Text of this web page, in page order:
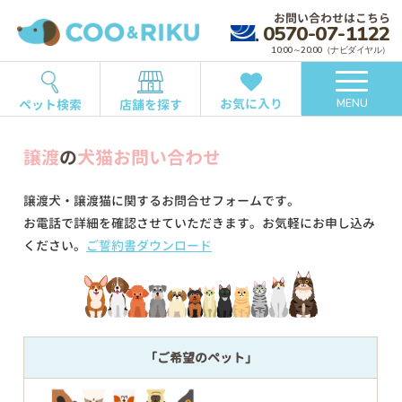
お問い合わせはこちら
0570-07-1122
10:00～20:00（ナビダイヤル）
ペット検索 店舗を探す お気に入り MENU
譲渡の犬猫お問い合わせ
譲渡犬・譲渡猫に関するお問合せフォームです。
お電話で詳細を確認させていただきます。お気軽にお申し込み
ください。 ご誓約書ダウンロード
「ご希望のペット」